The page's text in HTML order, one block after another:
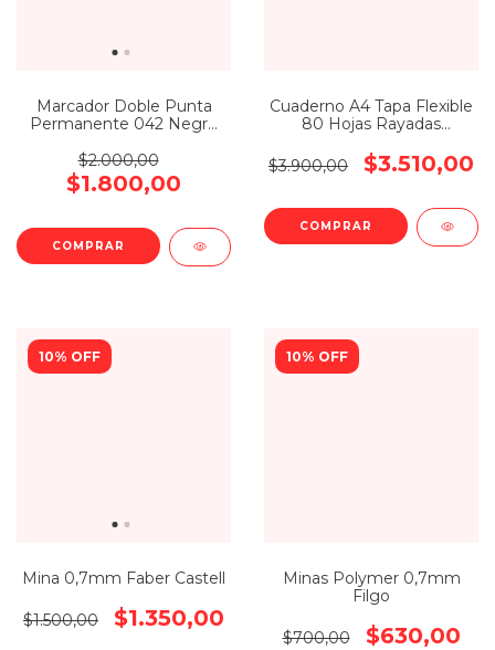
Marcador Doble Punta
Permanente 042 Negro
$2.000,00
$1.800,00
Cuaderno A4 Tapa Flexible
80 Hojas Rayadas
$3.900,00
$3.510,00
10% OFF
Mina 0,7mm Faber Castell
$1.500,00 $1.350,00
10% OFF
Minas Polymer 0,7mm
Filgo
$700,00 $630,00